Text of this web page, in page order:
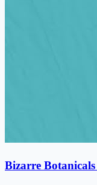
Bizarre